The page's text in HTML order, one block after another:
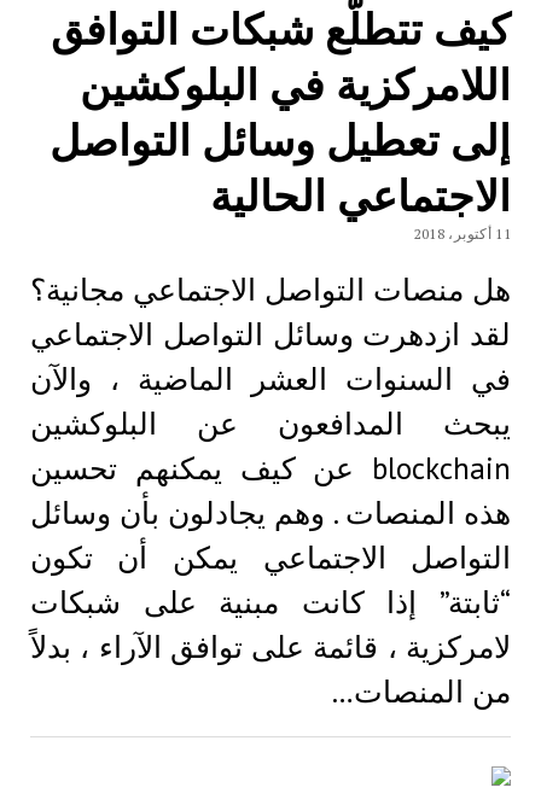
كيف تتطلّع شبكات التوافق
اللامركزية في البلوكشين
إلى تعطيل وسائل التواصل
الاجتماعي الحالية
11 أكتوبر، 2018
هل منصات التواصل الاجتماعي مجانية؟
لقد ازدهرت وسائل التواصل الاجتماعي
في السنوات العشر الماضية ، والآن
يبحث المدافعون عن البلوكشين
blockchain عن كيف يمكنهم تحسين
هذه المنصات . وهم يجادلون بأن وسائل
التواصل الاجتماعي يمكن أن تكون
“ثابتة” إذا كانت مبنية على شبكات
لامركزية ، قائمة على توافق الآراء ، بدلاً
من المنصات…